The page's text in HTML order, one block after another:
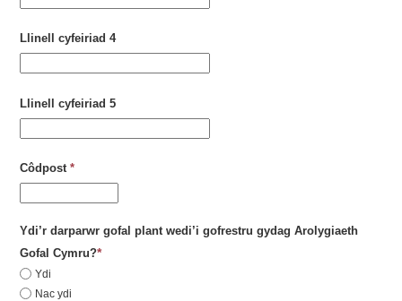
Llinell cyfeiriad 4
Llinell cyfeiriad 5
Côdpost *
Ydi’r darparwr gofal plant wedi’i gofrestru gydag Arolygiaeth
Gofal Cymru?*
Ydi
Nac ydi